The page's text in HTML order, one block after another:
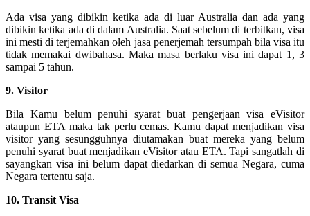
Ada visa yang dibikin ketika ada di luar Australia dan ada yang
dibikin ketika ada di dalam Australia. Saat sebelum di terbitkan, visa
ini mesti di terjemahkan oleh jasa penerjemah tersumpah bila visa itu
tidak memakai dwibahasa. Maka masa berlaku visa ini dapat 1, 3
sampai 5 tahun.
9. Visitor
Bila Kamu belum penuhi syarat buat pengerjaan visa eVisitor
ataupun ETA maka tak perlu cemas. Kamu dapat menjadikan visa
visitor yang sesungguhnya diutamakan buat mereka yang belum
penuhi syarat buat menjadikan eVisitor atau ETA. Tapi sangatlah di
sayangkan visa ini belum dapat diedarkan di semua Negara, cuma
Negara tertentu saja.
10. Transit Visa